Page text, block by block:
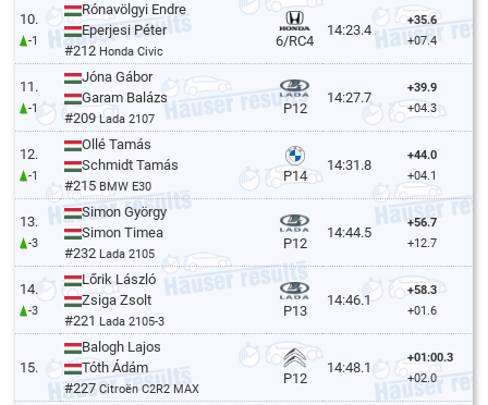
10.
-1
Rónavölgyi Endre
Eperjesi Péter
#212 Honda Civic
6/RC4
14:23.4
+35.6
+07.4
11.
-1
Jóna Gábor
Garam Balázs
#209Lada 2107
P12
14:27.7
+39.9
+04.3
12.
-1
Ollé Tamás
Schmidt Tamás
#215BMW E30
P14
14:31.8
+44.0
+04.1
13.
-3
Simon György
Simon Timea
#232 Lada 2105
P12
14:44.5
+56.7
+12.7
14.
-3
Lőrik László
Zsiga Zsolt
#221 Lada 2105-3
P13
14:46.1
+58.3
+01.6
15.
Balogh Lajos
Tóth Ádám
#227Citroën C2R2 MAX
P12
14:48.1
+01:00.3
+02.0